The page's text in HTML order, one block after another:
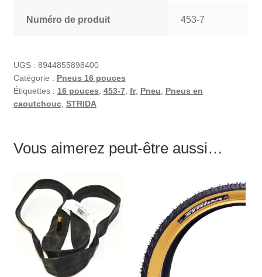
Numéro de produit 453-7
UGS : 8944855898400
Catégorie : Pneus 16 pouces
Étiquettes : 16 pouces 453-7, fr, Pneu
Pneus en
caoutchouc, STRIDA
Vous aimerez peut-être aussi…